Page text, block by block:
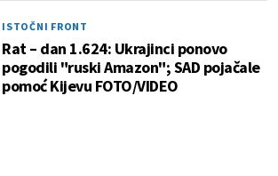
ISTOČNI FRONT
Rat – dan 1.624: Ukrajinci ponovo
pogodili "ruski Amazon"; SAD pojačale
pomoć Kijevu FOTO/VIDEO